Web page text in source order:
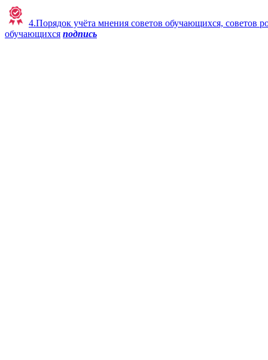
4.Порядок учёта мнения советов обучающихся, советов
обучающихся подпись